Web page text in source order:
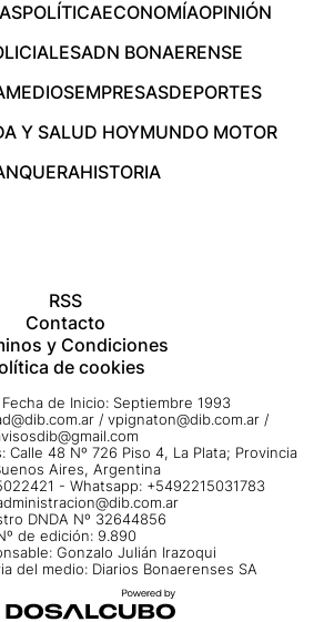
POLÍTICAECONOMÍAOPINIÓN
ADN BONAERENSE
MEDIOSEMPRESASDEPORTES
Y SALUD HOYMUNDO MOTOR
HISTORIA
RSS
Contacto
y Condiciones
de cookies
de Inicio: Septiembre 1993
/ vpignaton@dib.com.ar /
Calle 48 Nº 726 Piso 4, La Plata; Provincia
Aires, Argentina
- Whatsapp: +5492215031783
DNDA Nº 32644856
de edición: 9.890
Gonzalo Julián Irazoqui
del medio: Diarios Bonaerenses SA